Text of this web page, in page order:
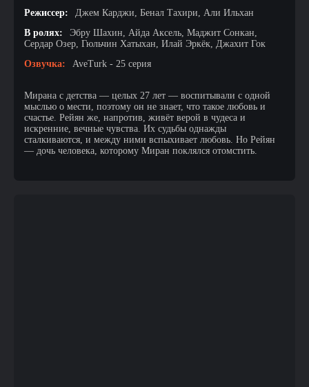
Режиссер:
Джем Карджи, Бенал Тахири, Али Ильхан
В ролях:
Эбру Шахин, Айда Аксель, Маджит Сонкан,
Сердар Озер, Гюльчин Хатыхан, Илай Эркёк, Джахит Гок
Озвучка:
AveTurk - 25 серия
Мирана с детства — целых 27 лет — воспитывали с одной
мыслью о мести, поэтому он не знает, что такое любовь и
счастье. Рейян же, напротив, живёт верой в чудеса и
искренние, вечные чувства. Их судьбы однажды
сталкиваются, и между ними вспыхивает любовь. Но Рейян
— дочь человека, которому Миран поклялся отомстить.